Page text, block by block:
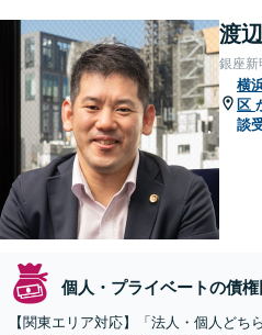
渡
銀座新
横
区
談
個人・プライベートの債権
【関東エリア対応】「法人・個人どち